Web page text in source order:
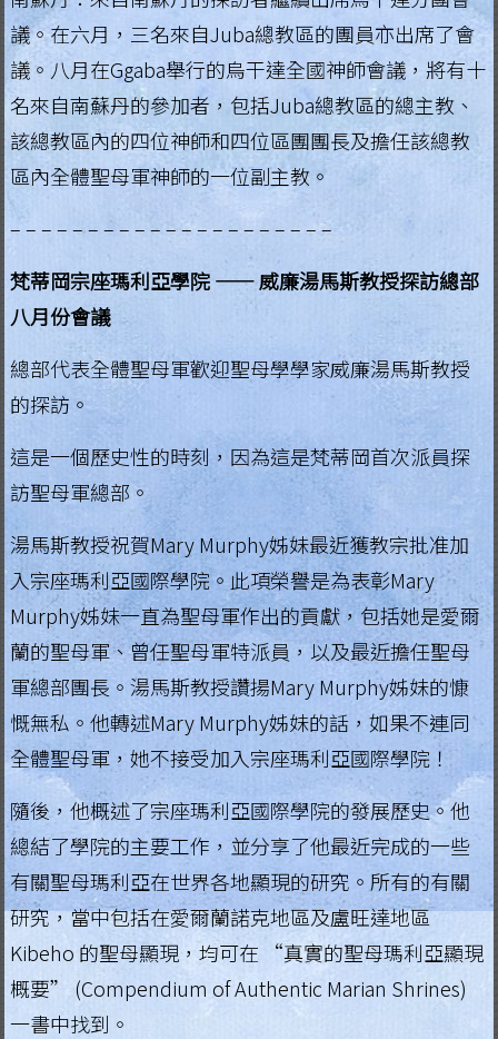
議。在六月，三名來自Juba總教區的團員亦出席了會
議。八月在Ggaba舉行的烏干達全國神師會議，將有十
名來自南蘇丹的參加者，包括Juba總教區的總主教、
該總教區內的四位神師和四位區團團長及擔任該總教
區內全體聖母軍神師的一位副主教。
– – – – – – – – – – – – – – – – – – – – –
梵蒂岡宗座瑪利亞學院 —— 威廉湯馬斯教授探訪總部
八月份會議
總部代表全體聖母軍歡迎聖母學學家威廉湯馬斯教授
的探訪。
這是一個歷史性的時刻，因為這是梵蒂岡首次派員探
訪聖母軍總部。
湯馬斯教授祝賀Mary Murphy姊妹最近獲教宗批准加
入宗座瑪利亞國際學院。此項榮譽是為表彰Mary
Murphy姊妹一直為聖母軍作出的貢獻，包括她是愛爾
蘭的聖母軍、曾任聖母軍特派員，以及最近擔任聖母
軍總部團長。湯馬斯教授讚揚Mary Murphy姊妹的慷
慨無私。他轉述Mary Murphy姊妹的話，如果不連同
全體聖母軍，她不接受加入宗座瑪利亞國際學院！
隨後，他概述了宗座瑪利亞國際學院的發展歷史。他
總結了學院的主要工作，並分享了他最近完成的一些
有關聖母瑪利亞在世界各地顯現的研究。所有的有關
研究，當中包括在愛爾蘭諾克地區及盧旺達地區
Kibeho 的聖母顯現，均可在 “真實的聖母瑪利亞顯現
概要” (Compendium of Authentic Marian Shrines)
一書中找到。